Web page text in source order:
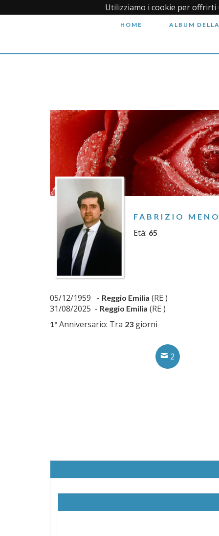
Utilizziamo i cookie per offrirti
HOME ALBUM
FABRIZIO
Età: 65
05/12/1959 - Reggio Emilia (RE )
31/08/2025 - Reggio Emilia (RE )
1° Anniversario: Tra 23 giorni
2